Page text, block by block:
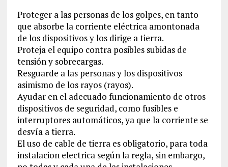
Proteger a las personas de los golpes, en tanto
que absorbe la corriente eléctrica amontonada
de los dispositivos y los dirige a tierra.
Proteja el equipo contra posibles subidas de
tensión y sobrecargas.
Resguarde a las personas y los dispositivos
asimismo de los rayos (rayos).
Ayudar en el adecuado funcionamiento de otros
dispositivos de seguridad, como fusibles e
interruptores automáticos, ya que la corriente se
desvía a tierra.
El uso de cable de tierra es obligatorio, para toda
instalacion electrica según la regla, sin embargo,